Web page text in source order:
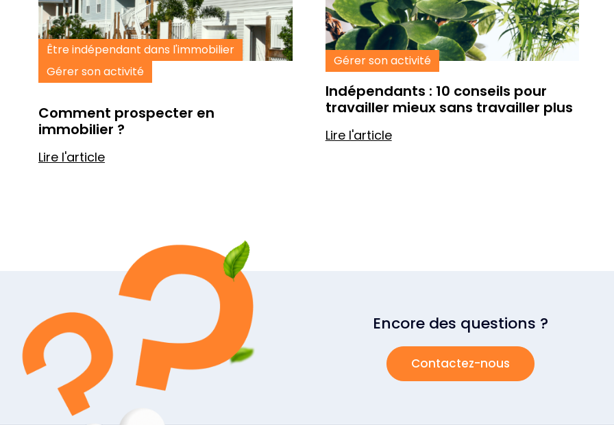
Être indépendant dans l'immobilier
Gérer son activité
Comment prospecter en
immobilier ?
Lire l'article
Gérer son activité
Indépendants : 10 conseils pour
travailler mieux sans travailler plus
Lire l'article
Encore des questions ?
Contactez-nous